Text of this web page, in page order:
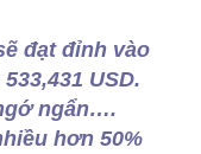
đạt đỉnh vào
USD.
ngẩn….
hơn 50%